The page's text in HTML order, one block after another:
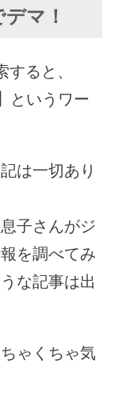
マ！
ると、
というワー
は一切あり
子さんがジ
を調べてみ
な記事は出
ゃくちゃ気